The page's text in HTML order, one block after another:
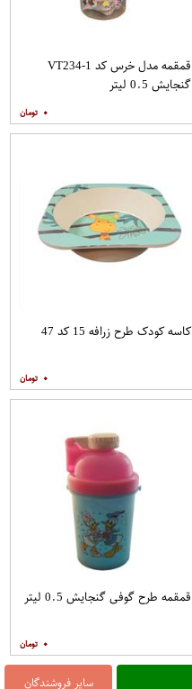
سایر فروشندگان
قمقمه مدل خرس کد VT234-1
گنجایش 0.5 لیتر
۰
کاسه کودک طرح زرافه 15 کد 47
۰
قمقمه طرح گوفی گنجایش 0.5 لیتر
۰